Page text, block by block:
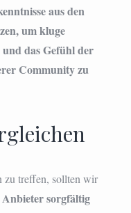
aus den
um kluge
das Gefühl der
Community zu
zu treffen, sollten wir
Anbieter sorgfältig